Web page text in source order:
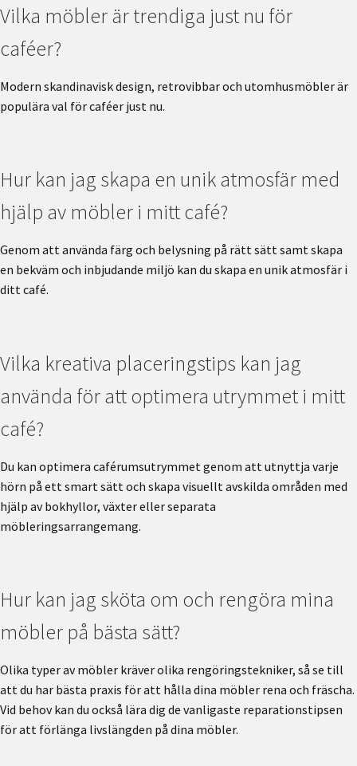
Vilka möbler är trendiga just nu för
caféer?
Modern skandinavisk design, retrovibbar och utomhusmöbler är
populära val för caféer just nu.
Hur kan jag skapa en unik atmosfär med
hjälp av möbler i mitt café?
Genom att använda färg och belysning på rätt sätt samt skapa
en bekväm och inbjudande miljö kan du skapa en unik atmosfär i
ditt café.
Vilka kreativa placeringstips kan jag
använda för att optimera utrymmet i mitt
café?
Du kan optimera caférumsutrymmet genom att utnyttja varje
hörn på ett smart sätt och skapa visuellt avskilda områden med
hjälp av bokhyllor, växter eller separata
möbleringsarrangemang.
Hur kan jag sköta om och rengöra mina
möbler på bästa sätt?
Olika typer av möbler kräver olika rengöringstekniker, så se till
att du har bästa praxis för att hålla dina möbler rena och fräscha.
Vid behov kan du också lära dig de vanligaste reparationstipsen
för att förlänga livslängden på dina möbler.